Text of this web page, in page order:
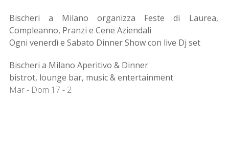
Bischeri a Milano organizza Feste di Laurea,
Compleanno, Pranzi e Cene Aziendali
Ogni venerdì e Sabato Dinner Show con live Dj set
Bischeri a Milano Aperitivo & Dinner
bistrot, lounge bar, music & entertainment
Mar - Dom 17 - 2